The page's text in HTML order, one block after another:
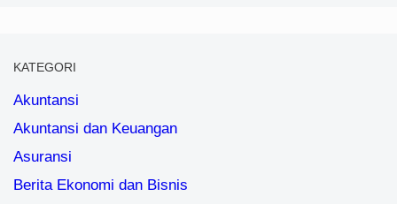
KATEGORI
Akuntansi
Akuntansi dan Keuangan
Asuransi
Berita Ekonomi dan Bisnis